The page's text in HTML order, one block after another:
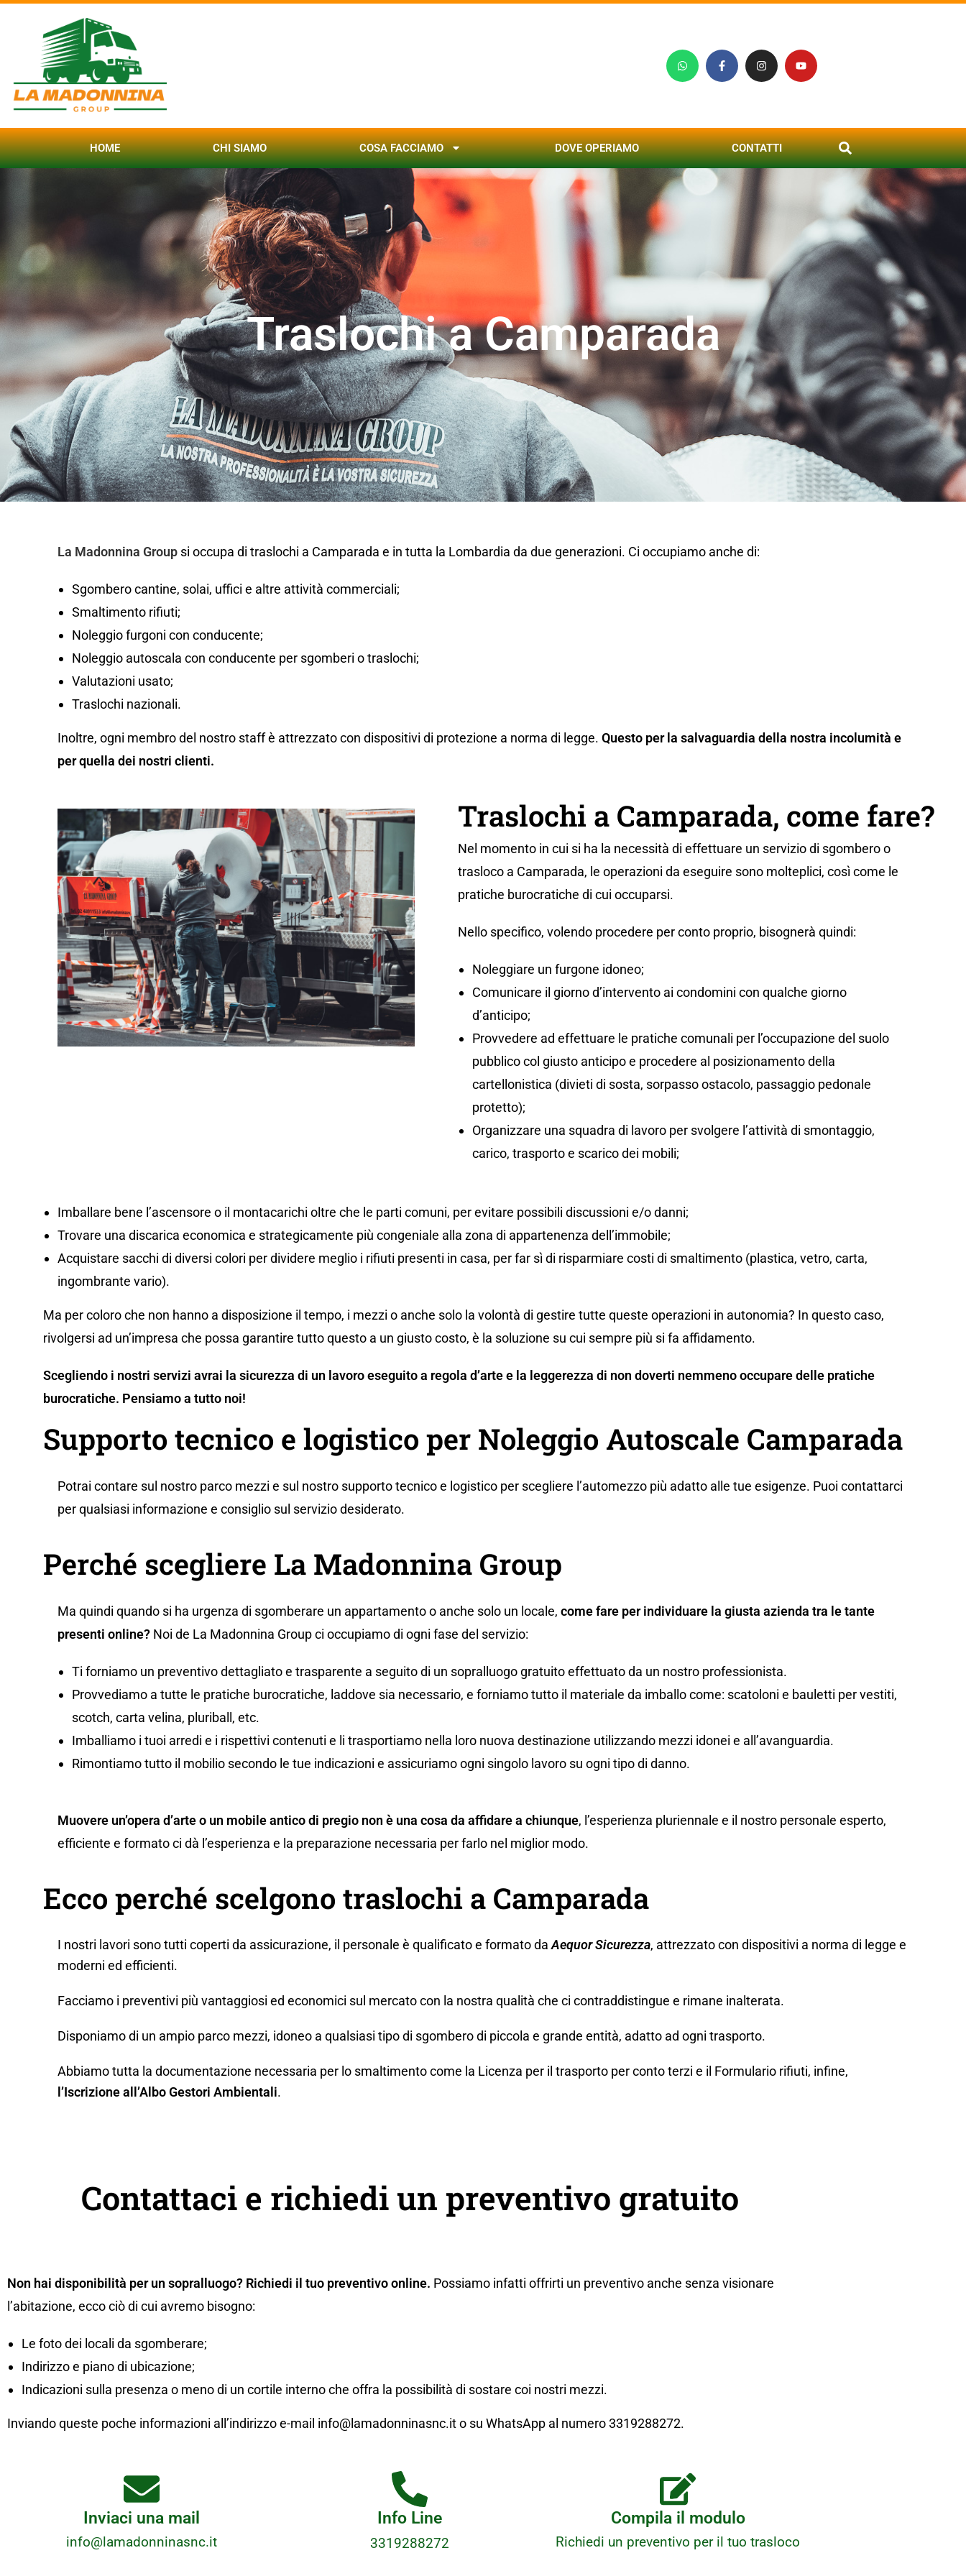
HOME CHI SIAMO COSA FACCIAMO DOVE OPERIAMO CONTATTI
Traslochi a Camparada
La Madonnina Group si occupa di traslochi a Camparada e in tutta la Lombardia da due generazioni. Ci occupiamo anche di:
Sgombero cantine, solai, uffici e altre attività commerciali;
Smaltimento rifiuti;
Noleggio furgoni con conducente;
Noleggio autoscala con conducente per sgomberi o traslochi;
Valutazioni usato;
Traslochi nazionali.
Inoltre, ogni membro del nostro staff è attrezzato con dispositivi di protezione a norma di legge. Questo per la salvaguardia della nostra incolumità e
per quella dei nostri clienti.
Traslochi a Camparada, come fare?
Nel momento in cui si ha la necessità di effettuare un servizio di sgombero o
trasloco a Camparada, le operazioni da eseguire sono molteplici, così come le
pratiche burocratiche di cui occuparsi.
Nello specifico, volendo procedere per conto proprio, bisognerà quindi:
Noleggiare un furgone idoneo;
Comunicare il giorno d’intervento ai condomini con qualche giorno
d’anticipo;
Provvedere ad effettuare le pratiche comunali per l’occupazione del suolo
pubblico col giusto anticipo e procedere al posizionamento della
cartellonistica (divieti di sosta, sorpasso ostacolo, passaggio pedonale
protetto);
Organizzare una squadra di lavoro per svolgere l’attività di smontaggio,
carico, trasporto e scarico dei mobili;
Imballare bene l’ascensore o il montacarichi oltre che le parti comuni, per evitare possibili discussioni e/o danni;
Trovare una discarica economica e strategicamente più congeniale alla zona di appartenenza dell’immobile;
Acquistare sacchi di diversi colori per dividere meglio i rifiuti presenti in casa, per far sì di risparmiare costi di smaltimento (plastica, vetro, carta,
ingombrante vario).
Ma per coloro che non hanno a disposizione il tempo, i mezzi o anche solo la volontà di gestire tutte queste operazioni in autonomia? In questo caso,
rivolgersi ad un’impresa che possa garantire tutto questo a un giusto costo, è la soluzione su cui sempre più si fa affidamento.
Scegliendo i nostri servizi avrai la sicurezza di un lavoro eseguito a regola d’arte e la leggerezza di non doverti nemmeno occupare delle pratiche
burocratiche. Pensiamo a tutto noi!
Supporto tecnico e logistico per Noleggio Autoscale Camparada
Potrai contare sul nostro parco mezzi e sul nostro supporto tecnico e logistico per scegliere l’automezzo più adatto alle tue esigenze. Puoi contattarci
per qualsiasi informazione e consiglio sul servizio desiderato.
Perché scegliere La Madonnina Group
Ma quindi quando si ha urgenza di sgomberare un appartamento o anche solo un locale, come fare per individuare la giusta azienda tra le tante
presenti online? Noi de La Madonnina Group ci occupiamo di ogni fase del servizio:
Ti forniamo un preventivo dettagliato e trasparente a seguito di un sopralluogo gratuito effettuato da un nostro professionista.
Provvediamo a tutte le pratiche burocratiche, laddove sia necessario, e forniamo tutto il materiale da imballo come: scatoloni e bauletti per vestiti,
scotch, carta velina, pluriball, etc.
Imballiamo i tuoi arredi e i rispettivi contenuti e li trasportiamo nella loro nuova destinazione utilizzando mezzi idonei e all’avanguardia.
Rimontiamo tutto il mobilio secondo le tue indicazioni e assicuriamo ogni singolo lavoro su ogni tipo di danno.
Muovere un’opera d’arte o un mobile antico di pregio non è una cosa da affidare a chiunque, l’esperienza pluriennale e il nostro personale esperto,
efficiente e formato ci dà l’esperienza e la preparazione necessaria per farlo nel miglior modo.
Ecco perché scelgono traslochi a Camparada
I nostri lavori sono tutti coperti da assicurazione, il personale è qualificato e formato daAequor Sicurezza, attrezzato con dispositivi a norma di legge e
moderni ed efficienti.
Facciamo i preventivi più vantaggiosi ed economici sul mercato con la nostra qualità che ci contraddistingue e rimane inalterata.
Disponiamo di un ampio parco mezzi, idoneo a qualsiasi tipo di sgombero di piccola e grande entità, adatto ad ogni trasporto.
Abbiamo tutta la documentazione necessaria per lo smaltimento come la Licenza per il trasporto per conto terzi e il Formulario rifiuti, infine,
l’Iscrizione all’Albo Gestori Ambientali.
Contattaci e richiedi un preventivo gratuito
Non hai disponibilità per un sopralluogo? Richiedi il tuo preventivo online. Possiamo infatti offrirti un preventivo anche senza visionare
l’abitazione, ecco ciò di cui avremo bisogno:
Le foto dei locali da sgomberare;
Indirizzo e piano di ubicazione;
Indicazioni sulla presenza o meno di un cortile interno che offra la possibilità di sostare coi nostri mezzi.
Inviando queste poche informazioni all’indirizzo e-mail info@lamadonninasnc.it o su WhatsApp al numero 3319288272.
Inviaci una mail
info@lamadonninasnc.it
Info Line
3319288272
Compila il modulo
Richiedi un preventivo per il tuo trasloco